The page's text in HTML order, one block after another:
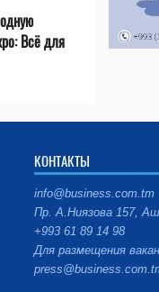
Всё для
КОНТАКТЫ
info@business.com.tm
Пр. А.Ниязова 157,
+993 61 89 14 98
Для размещения